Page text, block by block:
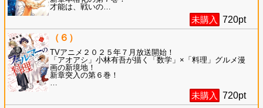
才能は、戦いの
未購入 720pt
（６）
TVアニメ２０２５年７月放送開始！
「アオアシ」小林有吾が描く「数学」×「料理」グルメ漫
画の新境地！
新章突入の第６巻！
未購入 720pt